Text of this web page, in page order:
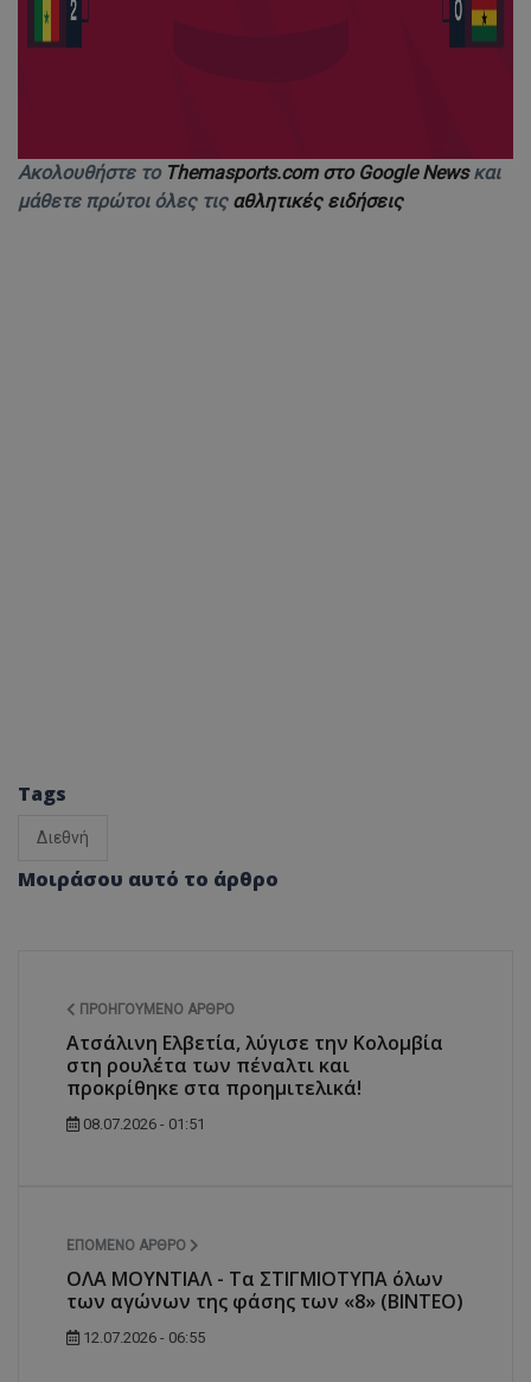
Ακολουθήστε το Themasports.com στο Google Newsκαι
μάθετε πρώτοι όλες τις αθλητικές ειδήσεις
Tags
Διεθνή
Μοιράσου αυτό το άρθρο
ΠΡΟΗΓΟΎΜΕΝΟ ΆΡΘΡΟ
Ατσάλινη Ελβετία, λύγισε την Κολομβία
στη ρουλέτα των πέναλτι και
προκρίθηκε στα προημιτελικά!
08.07.2026 - 01:51
ΕΠΌΜΕΝΟ ΆΡΘΡΟ
ΟΛΑ ΜΟΥΝΤΙΑΛ - Τα ΣΤΙΓΜΙΟΤΥΠΑ όλων
των αγώνων της φάσης των «8» (ΒΙΝΤΕΟ)
12.07.2026 - 06:55